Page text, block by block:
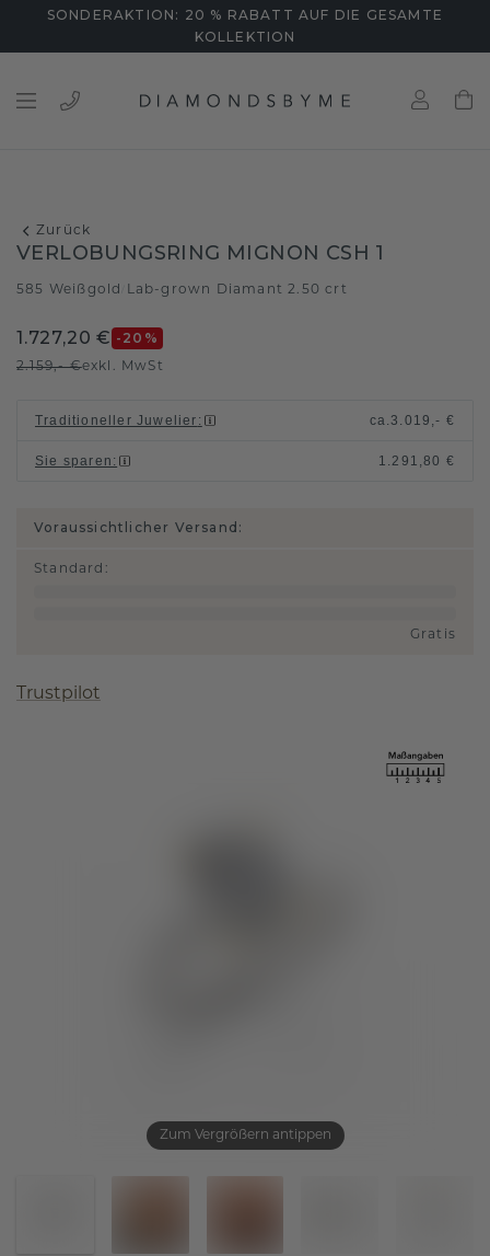
SONDERAKTION: 20 % RABATT AUF DIE GESAMTE
KOLLEKTION
Zurück
Zum Vergrößern antippen
VERLOBUNGSRING MIGNON CSH 1
585 Weißgold Lab-grown Diamant 2.50 crt
1.727,20 € -20 %
2.159,- €exkl. MwSt
Traditioneller Juwelier : ca.3.019,- €
Sie sparen : 1.291,80 €
Voraussichtlicher Versand:
Standard :
Gratis
Trustpilot